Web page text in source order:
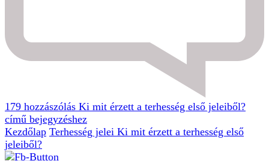
179 hozzászólás Ki mit érzett a terhesség első jeleiből?
című bejegyzéshez
Kezdőlap Terhesség jelei Ki mit érzett a terhesség első
jeleiből?